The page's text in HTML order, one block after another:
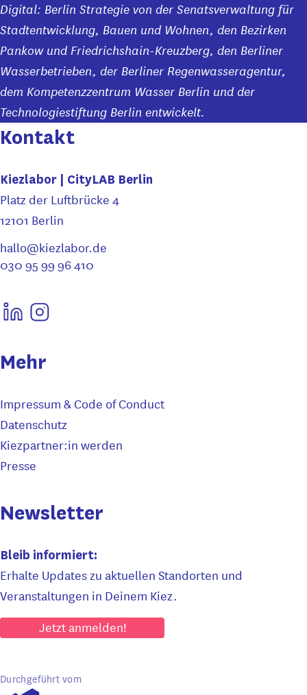
Digital: Berlin Strategie von der Senatsverwaltung für
Stadtentwicklung, Bauen und Wohnen, den Bezirken
Pankow und Friedrichshain-Kreuzberg, den Berliner
Wasserbetrieben, der Berliner Regenwasseragentur,
dem Kompetenzzentrum Wasser Berlin und der
Technologiestiftung Berlin entwickelt.
Kontakt
Kiezlabor | CityLAB Berlin
Platz der Luftbrücke 4
12101 Berlin
hallo@kiezlabor.de
030 95 99 96 410
Mehr
Impressum & Code of Conduct
Datenschutz
Kiezpartner:in werden
Presse
Newsletter
Bleib informiert:
Erhalte Updates zu aktuellen Standorten und
Veranstaltungen in Deinem Kiez.
Jetzt anmelden!
Durchgeführt vom